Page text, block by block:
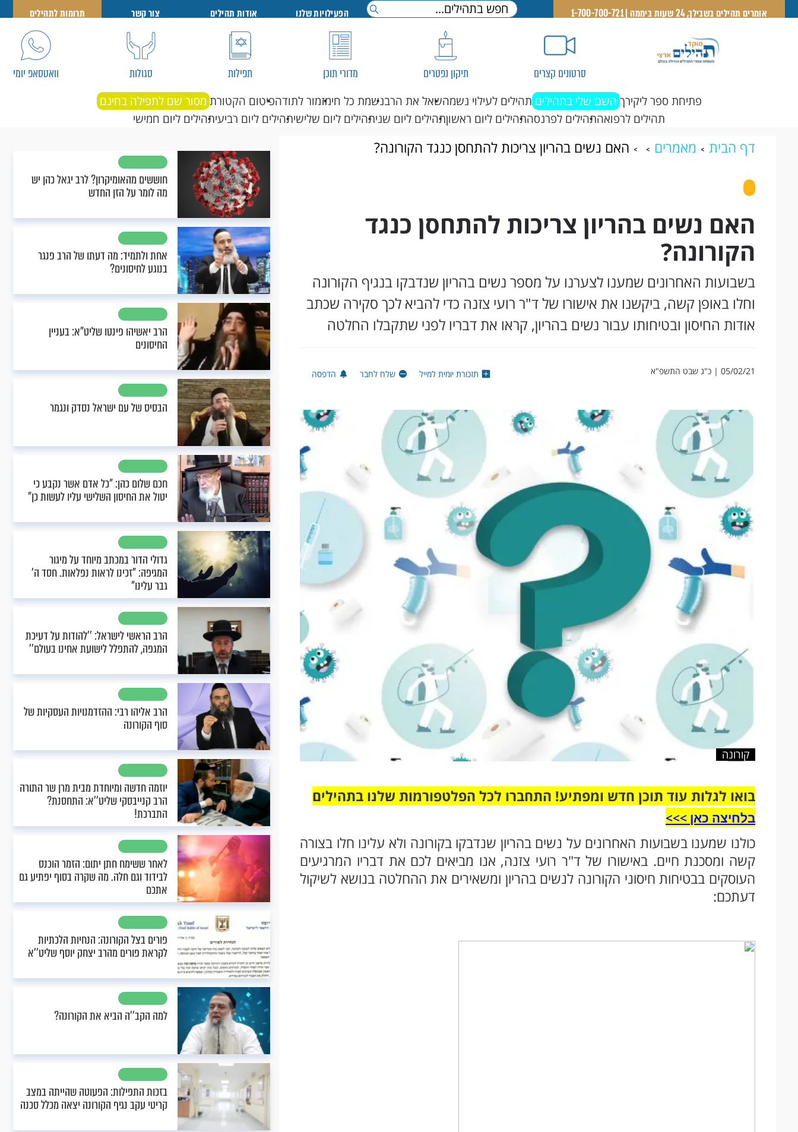
אומרים תהילים בשבילך, 24 שעות ביממה | 1-700-700-721 הפעילויות שלנו אודות תהילים צור קשר תרומות לתהילים
סרטונים קצרים תיקון נפטרים מדורי תוכן תפילות סגולות וואטסאפ יומי
פתיחת ספר ליקירך השם שלי בתהילים תהילים לעילוי נשמהשאל את הרבנשמת כל חימזמור לתודהפיטום הקטורת מסור שם לתפילה בחינם
תהילים לרפואהתהילים לפרנסהתהילים ליום ראשוןתהילים ליום שניתהילים ליום שלישיתהילים ליום רביעיתהילים ליום חמישי
דף הבית מאמרים האם נשים בהריון צריכות להתחסן כנגד הקורונה?
האם נשים בהריון צריכות להתחסן כנגד
הקורונה?
בשבועות האחרונים שמענו לצערנו על מספר נשים בהריון שנדבקו בנגיף הקורונה
וחלו באופן קשה, ביקשנו את אישורו של ד"ר רועי צזנה כדי להביא לכך סקירה שכתב
אודות החיסון ובטיחותו עבור נשים בהריון, קראו את דבריו לפני שתקבלו החלטה
05/02/21 | כ"ג שבט התשפ"א תזכורת יומית למייל שלח לחבר הדפסה
קורונה
בואו לגלות עוד תוכן חדש ומפתיע! התחברו לכל הפלטפורמות שלנו בתהילים
בלחיצה כאן >>>​
כולנו שמענו בשבועות האחרונים על נשים בהריון שנדבקו בקורונה ולא עלינו חלו בצורה
קשה ומסכנת חיים. באישורו של ד"ר רועי צזנה, אנו מביאים לכם את דבריו המרגיעים
העוסקים בבטיחות חיסוני הקורונה לנשים בהריון ומשאירים את ההחלטה בנושא לשיקול
דעתכם:
חוששים מהאומיקרון? לרב יגאל כהן יש
מה לומר על הזן החדש
אחת ולתמיד: מה דעתו של הרב פנגר
בנוגע לחיסונים?
הרב יאשיהו פינטו שליט"א: בעניין
החיסונים
הבסיס של עם ישראל נסדק ונגמר
חכם שלום כהן: "כל אדם אשר נקבע כי
יטול את החיסון השלישי עליו לעשות כן"
גדולי הדור במכתב מיוחד על מיגור
המגיפה: "זכינו לראות נפלאות. חסד ה’
גבר עלינו"
הרב הראשי לישראל: ’’להודות על דעיכת
המגפה, להתפלל לישועת אחינו בעולם’’
הרב אליהו רבי: ההזדמנויות העסקיות של
סוף הקורונה
יוזמה חדשה ומיוחדת מבית מרן שר התורה
הרב קנייבסקי שליט’’א: התחסנת?
התברכת!
לאחר ששימח חתן יתום: הזמר הוכנס
לבידוד וגם חלה. מה שקרה בסוף יפתיע גם
אתכם
פורים בצל הקורונה: הנחיות הלכתיות
לקראת פורים מהרב יצחק יוסף שליט’’א
למה הקב’’ה הביא את הקורונה?
בזכות התפילות: הפעוטה שהייתה במצב
קריטי עקב נגיף הקורונה יצאה מכלל סכנה